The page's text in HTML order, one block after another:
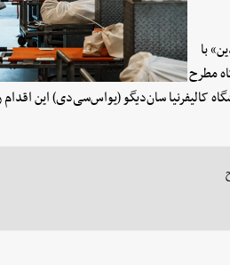
با
مطرح
کالیفرنیا سان‌دیگو (یو‌اس‌سی‌دی) این اقدام